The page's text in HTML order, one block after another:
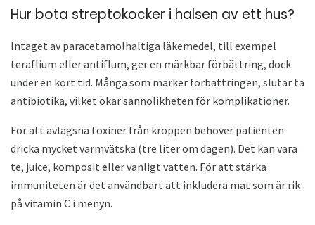
Hur bota streptokocker i halsen av ett hus?
Intaget av paracetamolhaltiga läkemedel, till exempel
teraflium eller antiflum, ger en märkbar förbättring, dock
under en kort tid. Många som märker förbättringen, slutar ta
antibiotika, vilket ökar sannolikheten för komplikationer.
För att avlägsna toxiner från kroppen behöver patienten
dricka mycket varmvätska (tre liter om dagen). Det kan vara
te, juice, komposit eller vanligt vatten. För att stärka
immuniteten är det användbart att inkludera mat som är rik
på vitamin C i menyn.